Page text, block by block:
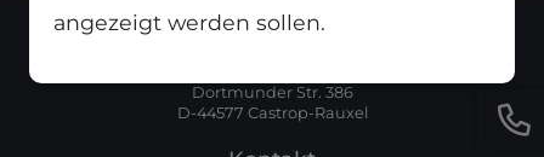
angezeigt werden sollen.
Dortmunder Str. 386
D-44577 Castrop-Rauxel